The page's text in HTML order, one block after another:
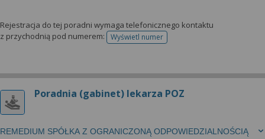
Rejestracja do tej poradni wymaga telefonicznego kontaktu
z przychodnią pod numerem:
Wyświetl numertelefonu do rejestracji
Poradnia (gabinet) lekarza POZ
REMEDIUM SPÓŁKA Z OGRANICZONĄ ODPOWIEDZIALNOŚCIĄ